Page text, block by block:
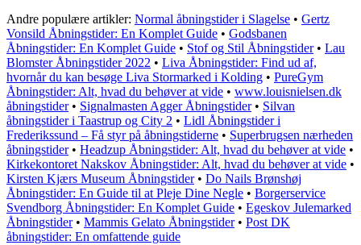
Andre populære artikler: Normal åbningstider i Slagelse • Gertz
Vonsild Åbningstider: En Komplet Guide • Godsbanen
Åbningstider: En Komplet Guide • Stof og Stil Åbningstider• Lau
Blomster Åbningstider 2022 • Liva Åbningstider: Find ud af,
hvornår du kan besøge Liva Stormarked i Kolding • PureGym
Åbningstider: Alt, hvad du behøver at vide • www.louisnielsen.dk
åbningstider• Signalmasten Agger Åbningstider• Silvan
åbningstider i Taastrup og City 2 • Lidl Åbningstider i
Frederikssund – Få styr på åbningstiderne • Superbrugsen nærheden
åbningstider• Headzup Åbningstider: Alt, hvad du behøver at vide •
Kirkekontoret Nakskov Åbningstider: Alt, hvad du behøver at vide •
Kirsten Kjærs Museum Åbningstider• Do Nails Brønshøj
Åbningstider: En Guide til at Pleje Dine Negle • Borgerservice
Svendborg Åbningstider: En Komplet Guide • Egeskov Julemarked
Åbningstider• Mammis Gelato Åbningstider• Post DK
åbningstider: En omfattende guide